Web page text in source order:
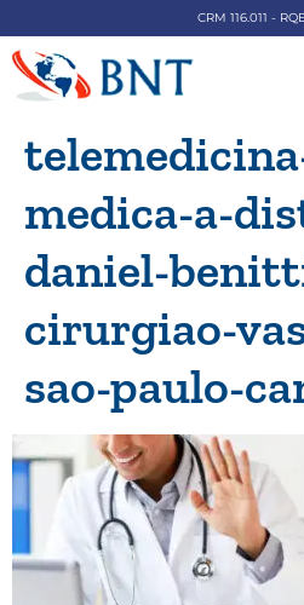
CRM 116.011 -
medica-a-
daniel-
cirurgiao-
sao-paulo-